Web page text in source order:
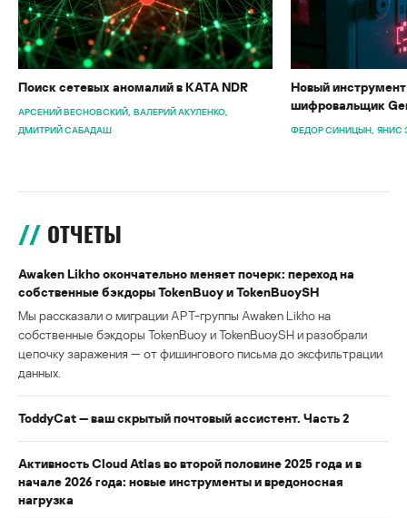
Поиск сетевых аномалий в KATA NDR
АРСЕНИЙ ВЕСНОВСКИЙ ВАЛЕРИЙ АКУЛЕНКО
ДМИТРИЙ САБАДАШ
Новый
шифровальщик
ФЕДОР СИНИЦЫН ЯНИС
ОТЧЕТЫ
Awaken Likho окончательно меняет почерк: переход на
собственные бэкдоры TokenBuoy и TokenBuoySH
Мы рассказали о миграции APT-группы Awaken Likho на
собственные бэкдоры TokenBuoy и TokenBuoySH и разобрали
цепочку заражения — от фишингового письма до эксфильтрации
данных.
ToddyCat — ваш скрытый почтовый ассистент. Часть 2
Активность Cloud Atlas во второй половине 2025 года и в
начале 2026 года: новые инструменты и вредоносная
нагрузка